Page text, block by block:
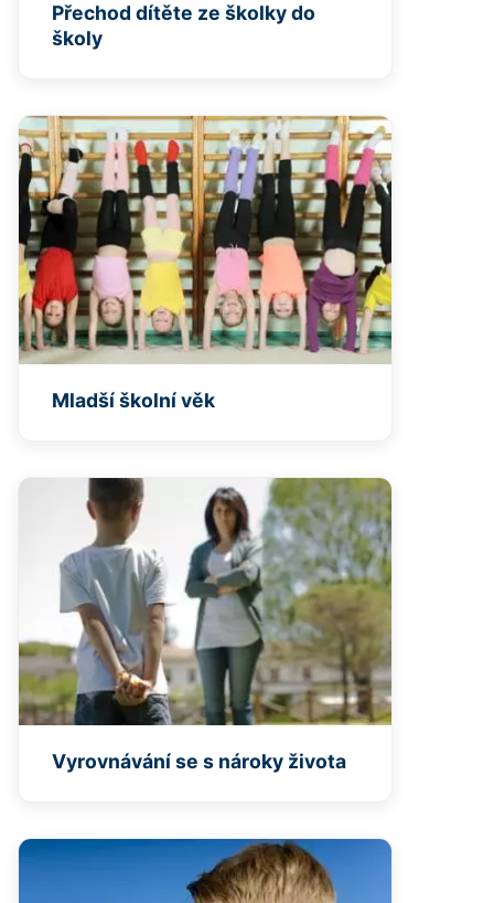
Přechod dítěte ze školky do
školy
Mladší školní věk
Vyrovnávání se s nároky života